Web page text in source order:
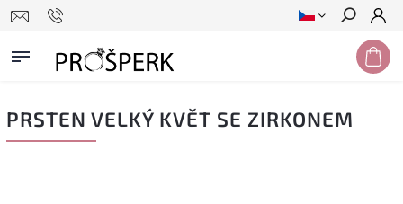
Hledat
PRSTEN VELKÝ KVĚT SE ZIRKONEM